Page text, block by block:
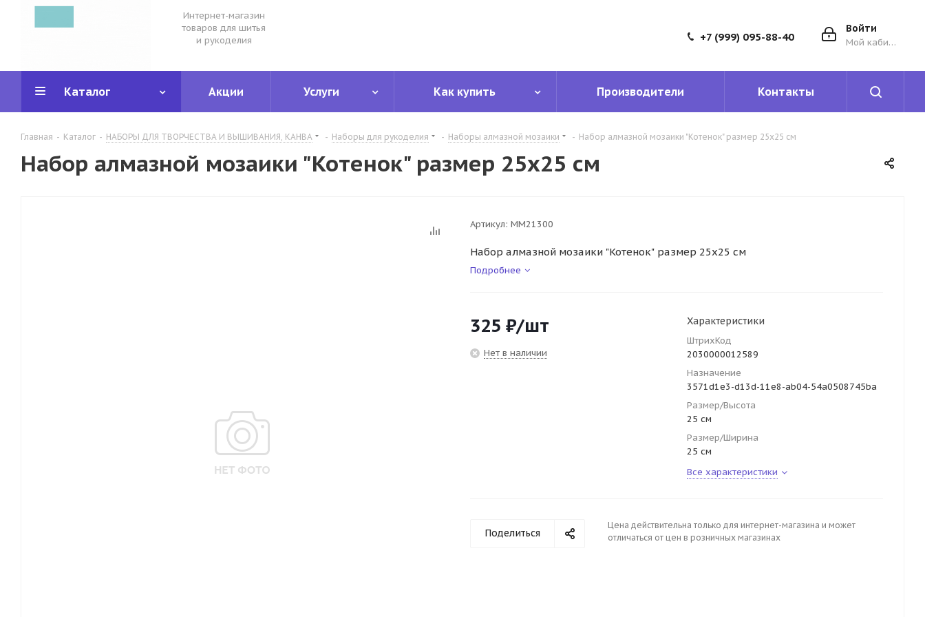
Интернет-магазин
товаров для шитья
и рукоделия
Войти
Мой кабинет
+7 (999) 095-88-40
Каталог Акции Услуги Как купить Производители Контакты
Главная - Каталог - НАБОРЫ ДЛЯ ТВОРЧЕСТВА И ВЫШИВАНИЯ, КАНВА - Наборы для рукоделия - Наборы алмазной мозаики - Набор алмазной мозаики "Котенок" размер 25х25 см
Набор алмазной мозаики "Котенок" размер 25х25 см
Артикул: ММ21300
Набор алмазной мозаики "Котенок" размер 25х25 см
Подробнее
325 ₽/шт
Нет в наличии
Характеристики
ШтрихКод
2030000012589
Назначение
3571d1e3-d13d-11e8-ab04-54a0508745ba
Размер/Высота
25 см
Размер/Ширина
25 см
Все характеристики
Поделиться
Цена действительна только для интернет-магазина и может
отличаться от цен в розничных магазинах